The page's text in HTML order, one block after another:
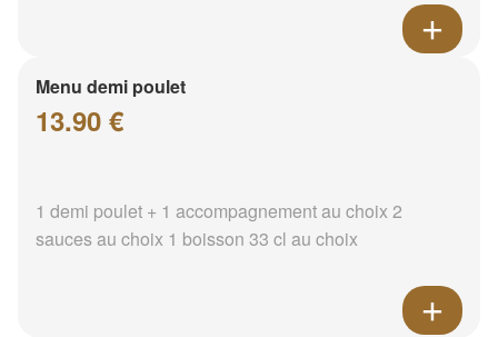
Menu demi poulet
13.90 €
1 demi poulet + 1 accompagnement au choix 2
sauces au choix 1 boisson 33 cl au choix